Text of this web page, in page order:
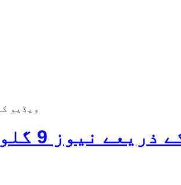
ویڈیو کانفرنسنگ
میں وزیر اعظم کے خطاب کا متن